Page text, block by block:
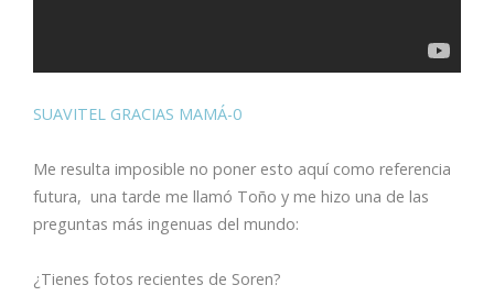
SUAVITEL GRACIAS MAMÁ-0
Me resulta imposible no poner esto aquí como referencia
futura, una tarde me llamó Toño y me hizo una de las
preguntas más ingenuas del mundo:
¿Tienes fotos recientes de Soren?